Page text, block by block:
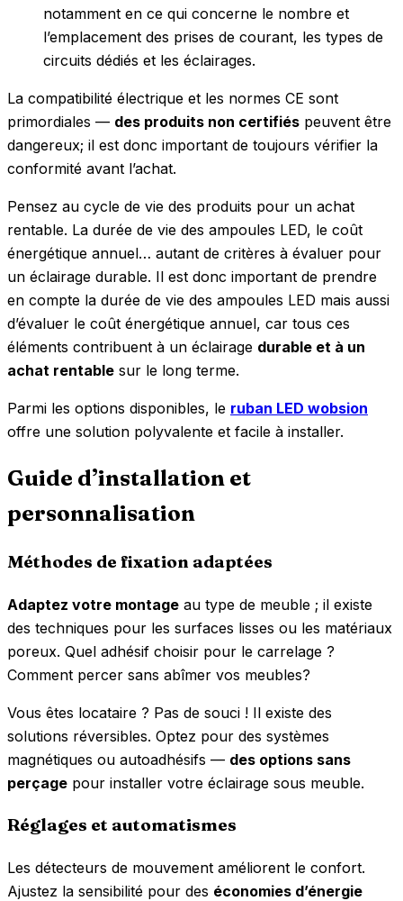
notamment en ce qui concerne le nombre et
l’emplacement des prises de courant, les types de
circuits dédiés et les éclairages.
La compatibilité électrique et les normes CE sont
primordiales — des produits non certifiés peuvent être
dangereux; il est donc important de toujours vérifier la
conformité avant l’achat.
Pensez au cycle de vie des produits pour un achat
rentable. La durée de vie des ampoules LED, le coût
énergétique annuel… autant de critères à évaluer pour
un éclairage durable. Il est donc important de prendre
en compte la durée de vie des ampoules LED mais aussi
d’évaluer le coût énergétique annuel, car tous ces
éléments contribuent à un éclairage durable et à un
achat rentable sur le long terme.
Parmi les options disponibles, le ruban LED wobsion
offre une solution polyvalente et facile à installer.
Guide d’installation et
personnalisation
Méthodes de fixation adaptées
Adaptez votre montage au type de meuble ; il existe
des techniques pour les surfaces lisses ou les matériaux
poreux. Quel adhésif choisir pour le carrelage ?
Comment percer sans abîmer vos meubles?
Vous êtes locataire ? Pas de souci ! Il existe des
solutions réversibles. Optez pour des systèmes
magnétiques ou autoadhésifs — des options sans
perçage pour installer votre éclairage sous meuble.
Réglages et automatismes
Les détecteurs de mouvement améliorent le confort.
Ajustez la sensibilité pour des économies d’énergie